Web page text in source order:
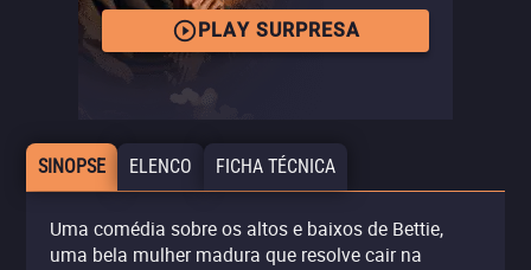
PLAY SURPRESA
SINOPSE ELENCO FICHA TÉCNICA
Uma comédia sobre os altos e baixos de Bettie,
uma bela mulher madura que resolve cair na